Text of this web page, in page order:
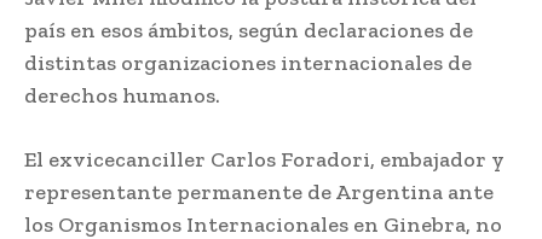
país en esos ámbitos, según declaraciones de
distintas organizaciones internacionales de
derechos humanos.
El exvicecanciller Carlos Foradori, embajador y
representante permanente de Argentina ante
los Organismos Internacionales en Ginebra, no